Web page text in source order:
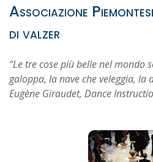
Associazione
di valzer
“Le tre cose più belle nel mondo
galoppa, la nave che veleggia, la
Eugène Giraudet, Dance